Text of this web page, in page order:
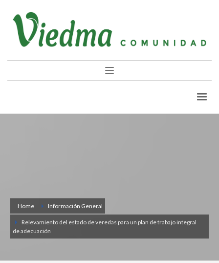
Home Información General
Relevamiento del estado de veredas para un plan de trabajo integral
de adecuación